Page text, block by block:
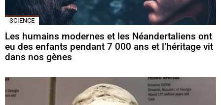
SCIENCE
Les humains modernes et les Néandertaliens ont
eu des enfants pendant 7 000 ans et l’héritage vit
dans nos gènes